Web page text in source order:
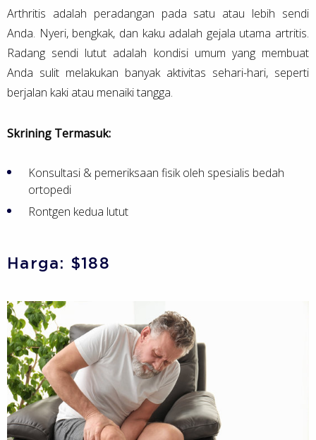
Arthritis adalah peradangan pada satu atau lebih sendi
Anda. Nyeri, bengkak, dan kaku adalah gejala utama artritis.
Radang sendi lutut adalah kondisi umum yang membuat
Anda sulit melakukan banyak aktivitas sehari-hari, seperti
berjalan kaki atau menaiki tangga.
Skrining Termasuk:
Konsultasi & pemeriksaan fisik oleh spesialis bedah
ortopedi
Rontgen kedua lutut
Harga: $188